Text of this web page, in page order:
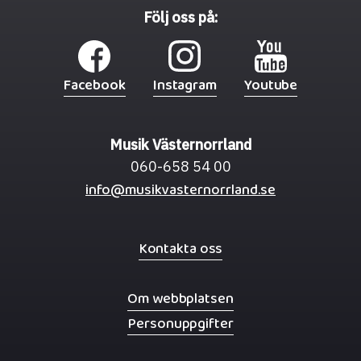
Musik Västernorrland
060-658 54 00
info@musikvasternorrland.se
Kontakta oss
Om webbplatsen
Personuppgifter
Följ oss på:
Facebook Instagram Youtube